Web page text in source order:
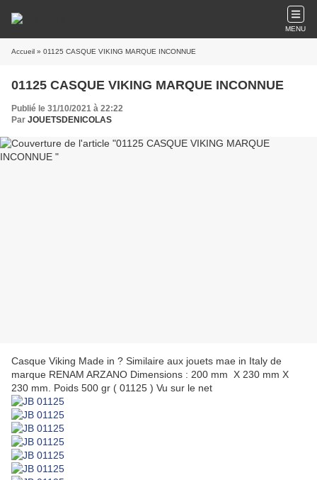
MENU
Accueil » 01125 CASQUE VIKING MARQUE INCONNUE
01125 CASQUE VIKING MARQUE INCONNUE
Publié le 31/10/2021 à 22:22
Par JOUETSDENICOLAS
Casque Viking Made in ? Similaire aux jouets mae in Italy de
marque RENAM ARZANO Dimensions : 200 mm X 230 mm X
230 mm. Poids 500 gr ( 01125 ) Vu sur le net